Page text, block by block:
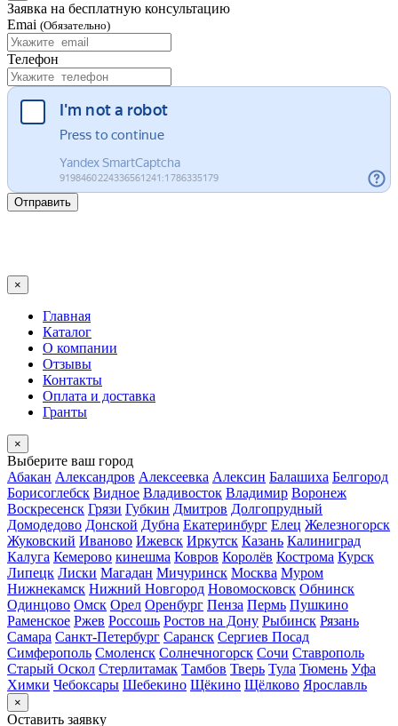
Заявка на бесплатную консультацию
Emai (Обязательно)
Телефон
Отправить
×
Главная
Каталог
О компании
Отзывы
Контакты
Оплата и доставка
Гранты
×
Выберите ваш город
Абакан Александров Алексеевка Алексин Балашиха Белгород
Борисоглебск Видное Владивосток Владимир Воронеж
Воскресенск Грязи Губкин Дмитров Долгопрудный
Домодедово Донской Дубна Екатеринбург Елец Железногорск
Жуковский Иваново Ижевск Иркутск Казань Калиниград
Калуга Кемерово кинешма Ковров Королёв Кострома Курск
Липецк Лиски Магадан Мичуринск Москва Муром
Нижнекамск Нижний Новгород Новомосковск Обнинск
Одинцово Омск Орел Оренбург Пенза Пермь Пушкино
Раменское Ржев Россошь Ростов на Дону Рыбинск Рязань
Самара Санкт-Петербург Саранск Сергиев Посад
Симферополь Смоленск Солнечногорск Сочи Ставрополь
Старый Оскол Стерлитамак Тамбов Тверь Тула Тюмень Уфа
Химки Чебоксары Шебекино Щёкино Щёлково Ярославль
×
Оставить заявку